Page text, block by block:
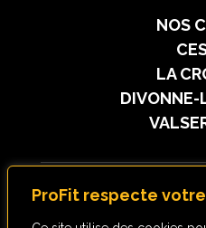
ProFit respecte
NOS
LA
DIVONNE-